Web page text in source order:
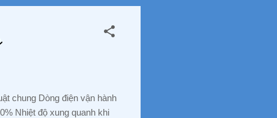
#NangLuongMatTroi #Solar
chung Dòng điện vận hành
Nhiệt độ xung quanh khi